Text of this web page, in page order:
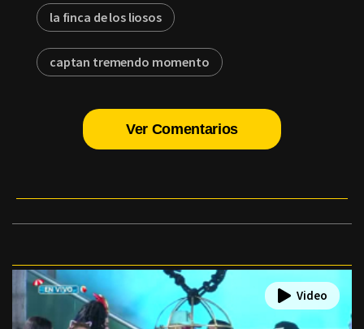
la finca de los liosos
captan tremendo momento
Ver Comentarios